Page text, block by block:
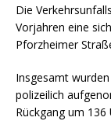
Die
Vorjahren eine
Pforzheimer
Insgesamt
polizeilich
Rückgang um